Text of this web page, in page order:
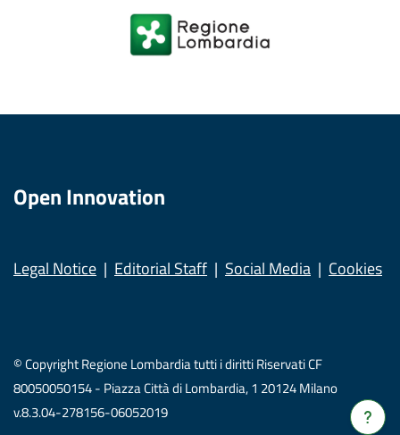
Verrà
Open Innovation
Legal Notice Editorial Staff Social Media Cookies
© Copyright Regione Lombardia tutti i diritti Riservati CF
80050050154 - Piazza Città di Lombardia, 1 20124 Milano
v.8.3.04-278156-06052019